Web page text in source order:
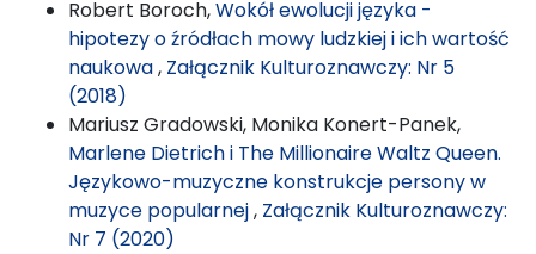
Robert Boroch,Wokół ewolucji języka -
hipotezy o źródłach mowy ludzkiej i ich wartość
naukowa, Załącznik Kulturoznawczy: Nr 5
(2018)
Mariusz Gradowski, Monika Konert-Panek,
Marlene Dietrich i The Millionaire Waltz Queen.
Językowo-muzyczne konstrukcje persony w
muzyce popularnej, Załącznik Kulturoznawczy:
Nr 7 (2020)